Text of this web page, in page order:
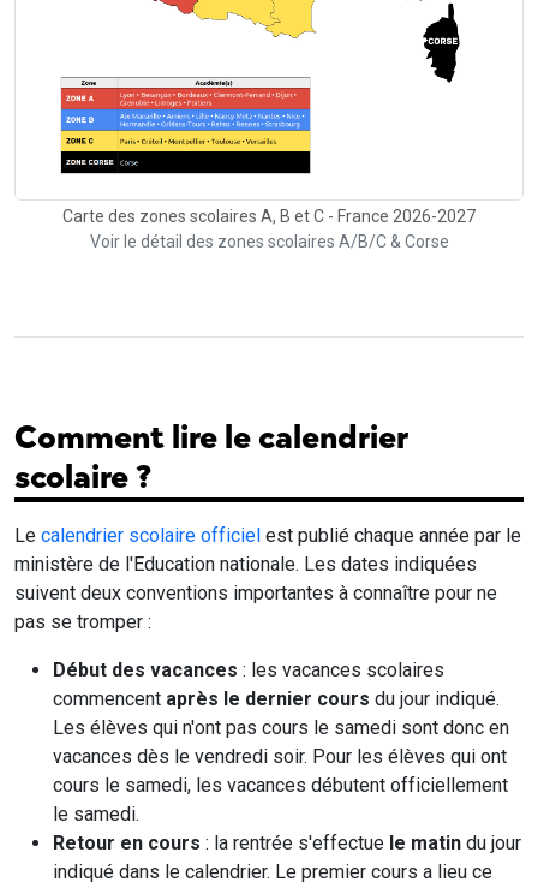
Carte des zones scolaires A, B et C - France 2026-2027
Voir le détail des zones scolaires A/B/C & Corse
Comment lire le calendrier
scolaire ?
Le calendrier scolaire officiel est publié chaque année par le
ministère de l'Education nationale. Les dates indiquées
suivent deux conventions importantes à connaître pour ne
pas se tromper :
Début des vacances : les vacances scolaires
commencent après le dernier cours du jour indiqué.
Les élèves qui n'ont pas cours le samedi sont donc en
vacances dès le vendredi soir. Pour les élèves qui ont
cours le samedi, les vacances débutent officiellement
le samedi.
Retour en cours : la rentrée s'effectue le matin du jour
indiqué dans le calendrier. Le premier cours a lieu ce